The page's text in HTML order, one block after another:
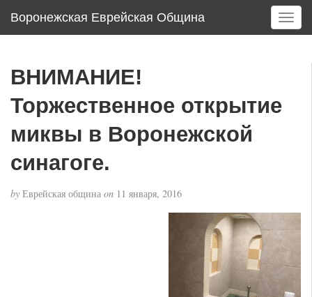
Воронежская Еврейская Община
T
o
ВНИМАНИЕ!
Торжественное открытие
миквы в Воронежской
синагоге.
by Еврейская община on 11 января, 2016